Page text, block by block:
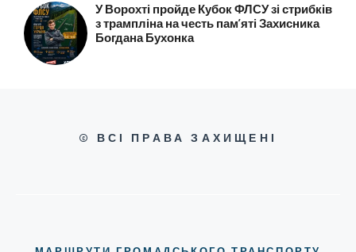
У Ворохті пройде Кубок ФЛСУ зі стрибків
з трампліна на честь пам’яті Захисника
Богдана Бухонка
© ВСІ ПРАВА ЗАХИЩЕНІ